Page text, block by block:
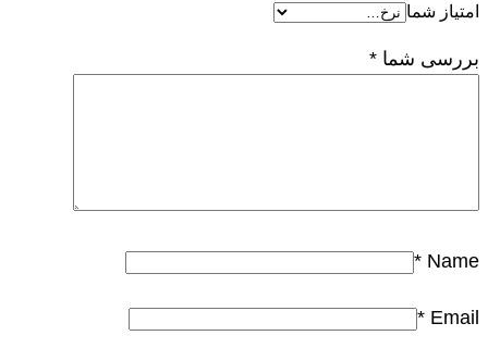
امتیاز شما
بررسی شما *
Name
*
Email
*